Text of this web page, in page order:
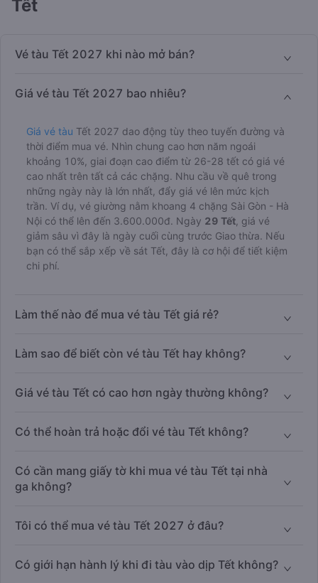
Tết
Vé tàu Tết 2027 khi nào mở bán?
Giá vé tàu Tết 2027 bao nhiêu?
Giá vé tàu Tết 2027 dao động tùy theo tuyến đường và
thời điểm mua vé. Nhìn chung cao hơn năm ngoái
khoảng 10%, giai đoạn cao điểm từ 26-28 tết có giá vé
cao nhất trên tất cả các chặng. Nhu cầu về quê trong
những ngày này là lớn nhất, đẩy giá vé lên mức kịch
trần. Ví dụ, vé giường nằm khoang 4 chặng Sài Gòn - Hà
Nội có thể lên đến 3.600.000đ. Ngày 29 Tết , giá vé
giảm sâu vì đây là ngày cuối cùng trước Giao thừa. Nếu
bạn có thể sắp xếp về sát Tết, đây là cơ hội để tiết kiệm
chi phí.
Làm thế nào để mua vé tàu Tết giá rẻ?
Làm sao để biết còn vé tàu Tết hay không?
Giá vé tàu Tết có cao hơn ngày thường không?
Có thể hoàn trả hoặc đổi vé tàu Tết không?
Có cần mang giấy tờ khi mua vé tàu Tết tại nhà
ga không?
Tôi có thể mua vé tàu Tết 2027 ở đâu?
Có giới hạn hành lý khi đi tàu vào dịp Tết không?